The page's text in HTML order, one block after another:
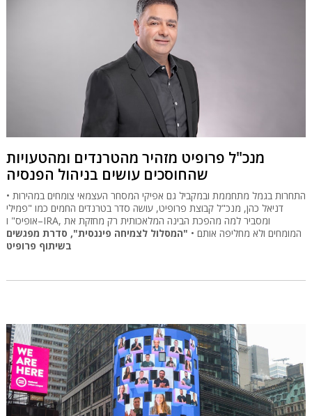
מנכ"ל פרופיט מזהיר מהטרנדים ומהטעויות
שהחוסכים עושים בניהול הפנסיה
התחרות בגמל מתחממת ובמקביל גם אפיקי המסחר העצמאי צומחים במהירות •
דניאל כהן, מנכ"ל קבוצת פרופיט, עושה סדר בטרנדים החמים כמו "פמילי
אופיס" ו–IRA, ומסביר למה מהפכת הבינה המלאכותית רק מחזקת את
המומחים ולא מחליפה אותם • "המסלול לצמיחה פיננסית", סדרת מפגשים
בשיתוף פרופיט